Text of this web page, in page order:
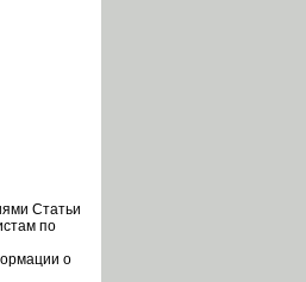
Статьи
по
о